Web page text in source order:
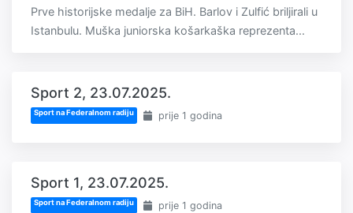
Prve historijske medalje za BiH. Barlov i Zulfić briljirali u
Istanbulu. Muška juniorska košarkaška reprezenta...
Sport 2, 23.07.2025.
Sport na Federalnom radiju prije 1 godina
Sport 1, 23.07.2025.
Sport na Federalnom radiju prije 1 godina